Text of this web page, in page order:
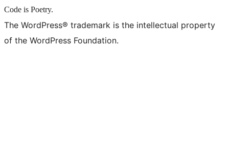
Code is Poetry.
The WordPress® trademark is the intellectual property
of the WordPress Foundation.